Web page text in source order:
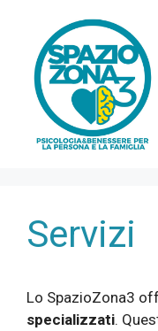
contenuto
Servizi
Lo SpazioZona3
specializzati.